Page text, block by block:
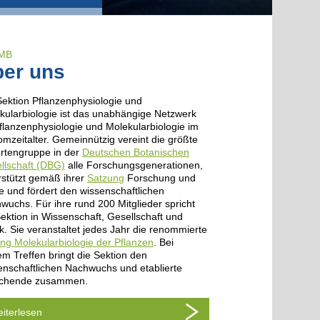
Köpfe und Karrieren·Nachwuchsförderung
Preis für das Erzählen
aus den
uns
Pflanzenphysiologie und
ist das unabhängige Netzwerk
und Molekularbiologie im
Gemeinnützig vereint die größte
in der Deutschen Botanischen
(DBG) alle Forschungsgenerationen,
gemäß ihrerSatzung Forschung und
und fördert den wissenschaftlichen
Für ihre rund 200 Mitglieder spricht
in Wissenschaft, Gesellschaft und
Sie veranstaltet jedes Jahr die renommierte
Molekularbiologie der Pflanzen . Bei
Treffen bringt die Sektion den
Nachwuchs und etablierte
zusammen.